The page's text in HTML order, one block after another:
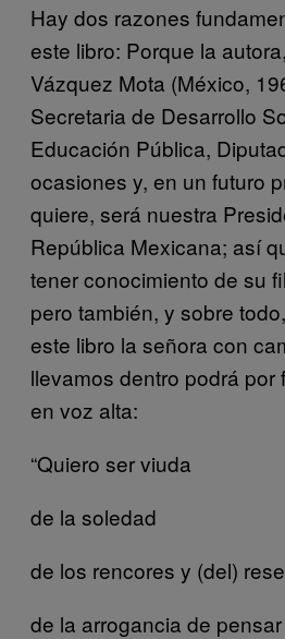
Hay dos razones
este libro: Porque la
Vázquez Mota (México,
Secretaria de Desarrollo
Educación Pública,
ocasiones y, en un futuro
quiere, será nuestra
República Mexicana; así
tener conocimiento de su
pero también, y sobre
este libro la señora con
llevamos dentro podrá por
en voz alta:
“Quiero ser viuda
de la soledad
de los rencores y (del)
de la arrogancia de